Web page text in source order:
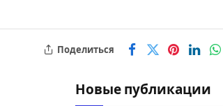
Поделиться
Новые публикации